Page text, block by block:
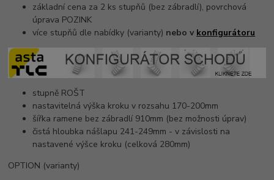
základní cena za 2 ks stupňů (bez zábradlí), povrchová
úprava POZINK
více stupňů dle nabídky (varianty) nebo v konfigurátoru
stupně ROŠT
nastavitelná výška kroku v rozsahu 170-200mm
šířka ramene bez zábradlí 910mm (bez možnosti úprav)
čistá hloubka nášlapu 241-249mm - v závislosti na
nastavené výšce kroku (celková 280mm)
OPTION (varianty)